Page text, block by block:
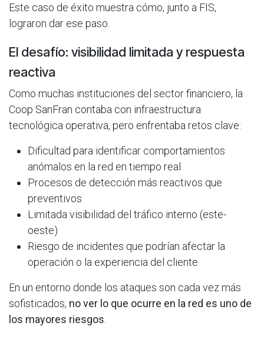
Este caso de éxito muestra cómo, junto a FIS,
lograron dar ese paso.
El desafío: visibilidad limitada y respuesta
reactiva
Como muchas instituciones del sector financiero, la
Coop SanFran contaba con infraestructura
tecnológica operativa, pero enfrentaba retos clave:
Dificultad para identificar comportamientos
anómalos en la red en tiempo real
Procesos de detección más reactivos que
preventivos
Limitada visibilidad del tráfico interno (este-
oeste)
Riesgo de incidentes que podrían afectar la
operación o la experiencia del cliente
En un entorno donde los ataques son cada vez más
sofisticados, no ver lo que ocurre en la red es uno de
los mayores riesgos